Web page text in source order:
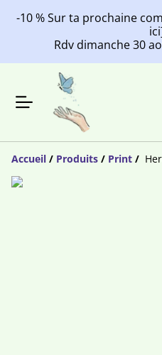
-10 % Sur ta prochaine
Rdv dimanche 30
Accueil / Produits / Print /